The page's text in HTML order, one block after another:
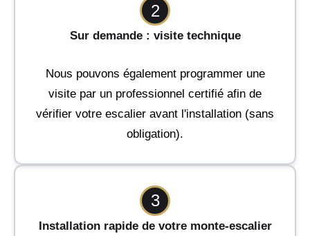
2
Sur demande : visite technique
Nous pouvons également programmer une
visite par un professionnel certifié afin de
vérifier votre escalier avant l'installation (sans
obligation).
3
Installation rapide de votre monte-escalier